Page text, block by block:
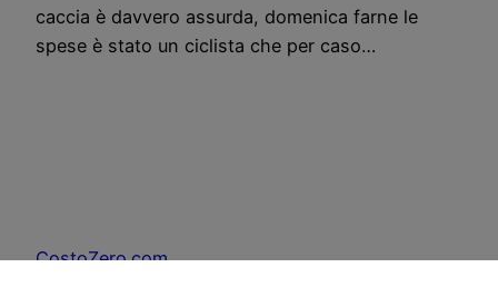
caccia è davvero assurda, domenica farne le
spese è stato un ciclista che per caso…
CostoZero.com